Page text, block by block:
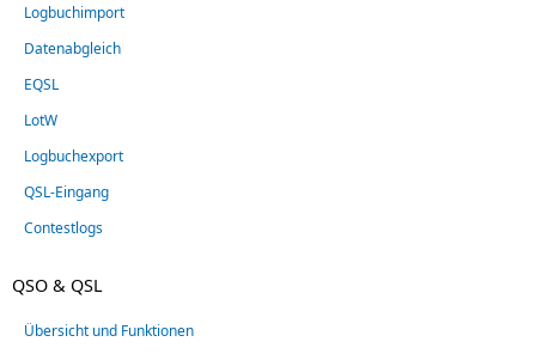
Logbuchimport
Datenabgleich
EQSL
LotW
Logbuchexport
QSL-Eingang
Contestlogs
QSO & QSL
Übersicht und Funktionen